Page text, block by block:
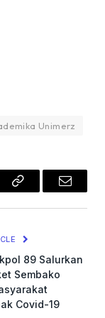
Unimerz
Copy
Email
89 Salurkan
Sembako
Covid-19